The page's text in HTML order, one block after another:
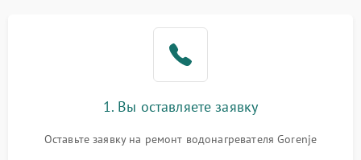
1. Вы оставляете заявку
Оставьте заявку на ремонт водонагревателя Gorenje